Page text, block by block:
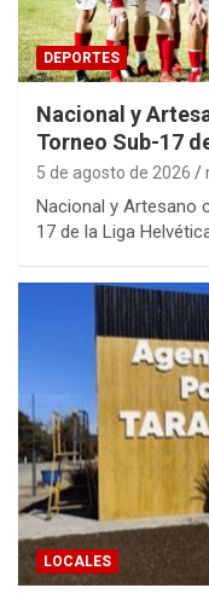
DEPORTES
Nacional y
Torneo Sub-17
5 de agosto de 2026
Nacional y Artesano
17 de la Liga
LOCALES